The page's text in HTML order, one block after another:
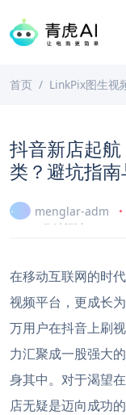
首页 LinkPix图生视
抖音新店起
类？避坑指南
menglar-adm
12 分钟阅读
在移动互联网的时
视频平台，更成长
万用户在抖音上刷
力汇聚成一股强大
身其中。对于渴望
店无疑是迈向成功